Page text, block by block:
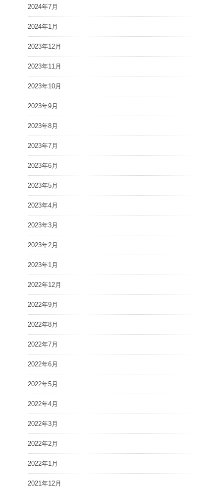
2024年7月
2024年1月
2023年12月
2023年11月
2023年10月
2023年9月
2023年8月
2023年7月
2023年6月
2023年5月
2023年4月
2023年3月
2023年2月
2023年1月
2022年12月
2022年9月
2022年8月
2022年7月
2022年6月
2022年5月
2022年4月
2022年3月
2022年2月
2022年1月
2021年12月